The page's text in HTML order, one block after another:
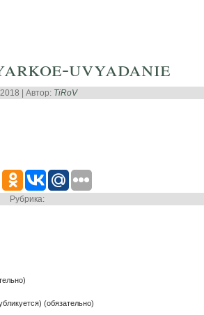
uvyadanie
| Автор: TiRoV
Рубрика:
(обязательно)